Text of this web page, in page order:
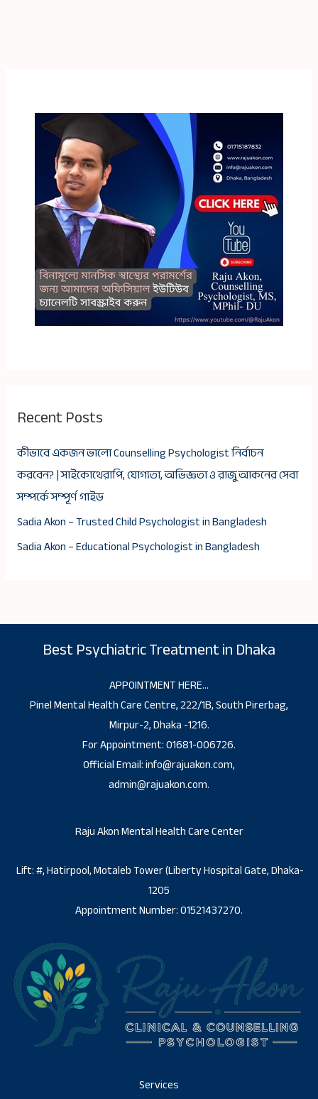
Recent Posts
কীভাবে একজন ভালো Counselling Psychologist নির্বাচন
করবেন? | সাইকোথেরাপি, যোগ্যতা, অভিজ্ঞতা ও রাজু আকনের সেবা
সম্পর্কে সম্পূর্ণ গাইড
Sadia Akon – Trusted Child Psychologist in Bangladesh
Sadia Akon – Educational Psychologist in Bangladesh
Best Psychiatric Treatment in Dhaka
APPOINTMENT HERE…
Pinel Mental Health Care Centre, 222/1B, South Pirerbag,
Mirpur-2, Dhaka -1216.
For Appointment: 01681-006726.
Official Email: info@rajuakon.com,
admin@rajuakon.com.
Raju Akon Mental Health Care Center
Lift: #, Hatirpool, Motaleb Tower (Liberty Hospital Gate, Dhaka-
1205
Appointment Number: 01521437270.
Services